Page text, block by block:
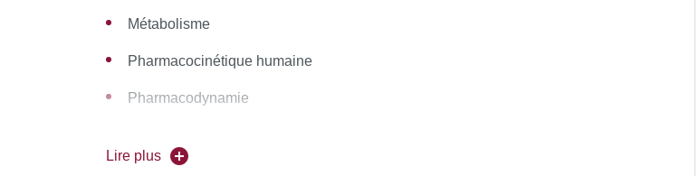
Métabolisme
Pharmacocinétique humaine
Pharmacodynamie
Lire plus